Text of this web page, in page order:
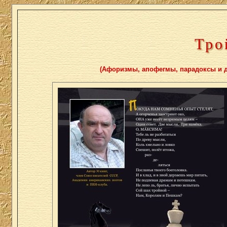
(Афоризмы, апофегмы, парадоксы и